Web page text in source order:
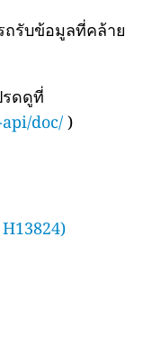
รับข้อมูลที่คล้าย
รดดูที่
doc/ )